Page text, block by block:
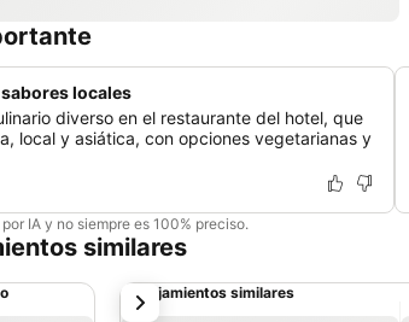
locales
diverso en el restaurante del hotel, que
local y asiática, con opciones vegetarianas y
por IA y no siempre es 100% preciso.
similares
Alojamientos similares
siguiente